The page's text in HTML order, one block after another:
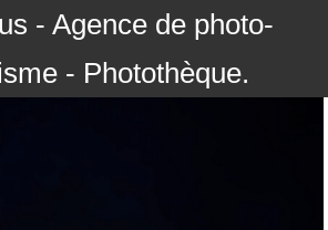
- Agence de photo-
- Photothèque.